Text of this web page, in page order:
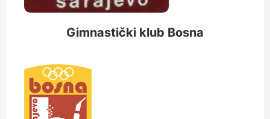
Gimnastički klub Bosna